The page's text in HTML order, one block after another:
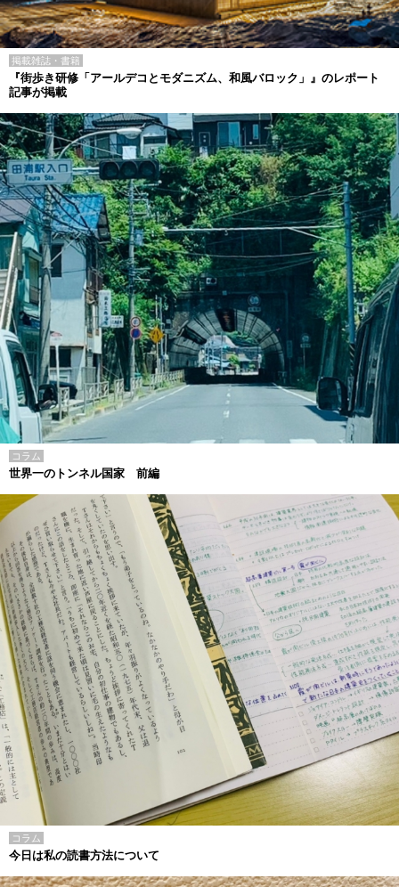
掲載雑誌・書籍
『街歩き研修「アールデコとモダニズム、和風バロック」』のレポート
記事が掲載
コラム
世界一のトンネル国家 前編
コラム
今日は私の読書方法について